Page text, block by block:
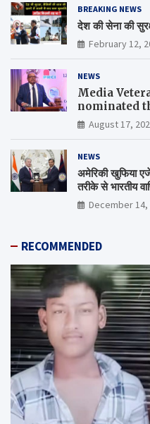
BREAKING NEWS
देश की सेना की
February 12,
NEWS
Media
nominated
Shiv Varma
August 17,
NEWS
अमेरिकी खुफिया
तरीके से भारतीय
December 14,
RECOMMENDED